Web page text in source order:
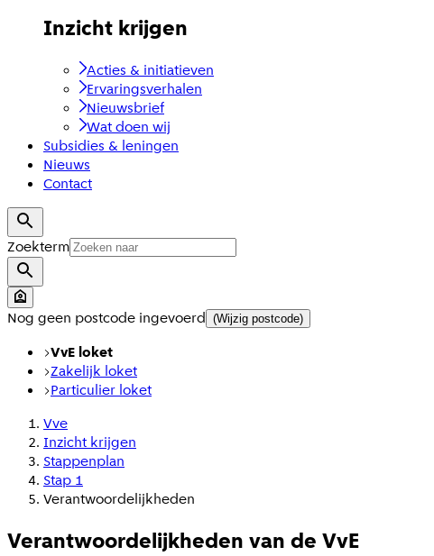
Inzicht krijgen
Acties & initiatieven
Ervaringsverhalen
Nieuwsbrief
Wat doen wij
Subsidies & leningen
Nieuws
Contact
Zoekterm
Nog geen postcode ingevoerd (Wijzig postcode)
VvE loket
Zakelijk loket
Particulier loket
Vve
Inzicht krijgen
Stappenplan
Stap 1
Verantwoordelijkheden
Verantwoordelijkheden van de VvE